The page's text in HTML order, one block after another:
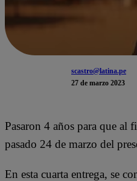
scastro@latina.pe
27 de marzo 2023
Pasaron 4 años para que al
pasado 24 de marzo del
En esta cuarta entrega, se